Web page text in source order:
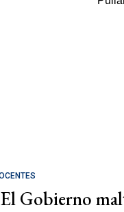
Gobierno